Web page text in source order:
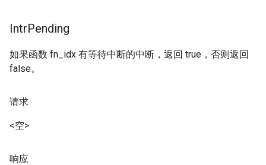
IntrPending
如果函数 fn_idx 有等待中断的中断，返回 true，否则返回
false。
请求
<空>
响应